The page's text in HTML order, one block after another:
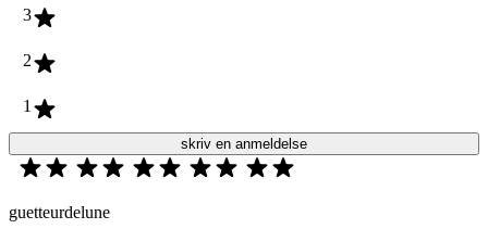
3
2
1
skriv en anmeldelse
guetteurdelune